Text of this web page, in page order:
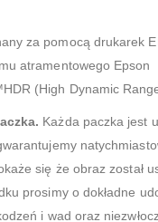
za pomocą drukarek
atramentowego Epson
(High Dynamic
Każda paczka jest
się że obraz został
prosimy o dokładne
i wad oraz